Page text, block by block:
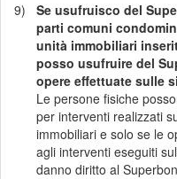
9)
Se usufruisco del
parti comuni
unità immobiliari
posso usufruire del
opere effettuate sulle
Le persone fisiche
per interventi realizzati
immobiliari e solo se le
agli interventi eseguiti
danno diritto al